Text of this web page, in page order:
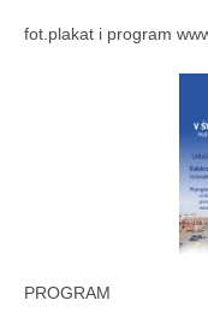
fot.plakat i program
PROGRAM